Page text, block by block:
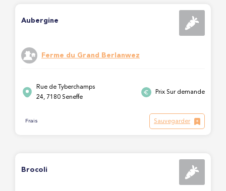
Aubergine
Ferme du Grand Berlanwez
Rue de Tyberchamps
24, 7180 Seneffe
Prix Sur demande
Frais Sauvegarder
Brocoli